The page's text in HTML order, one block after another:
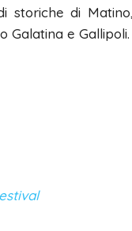
storiche di
Galatina e Gallipoli.